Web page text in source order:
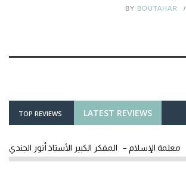
BY BOUTAHAR
LATEST REVIEWS
TOP REVIEWS
معلمة الإسلام – المفكر الكبير الأستاذ أنور الجندي